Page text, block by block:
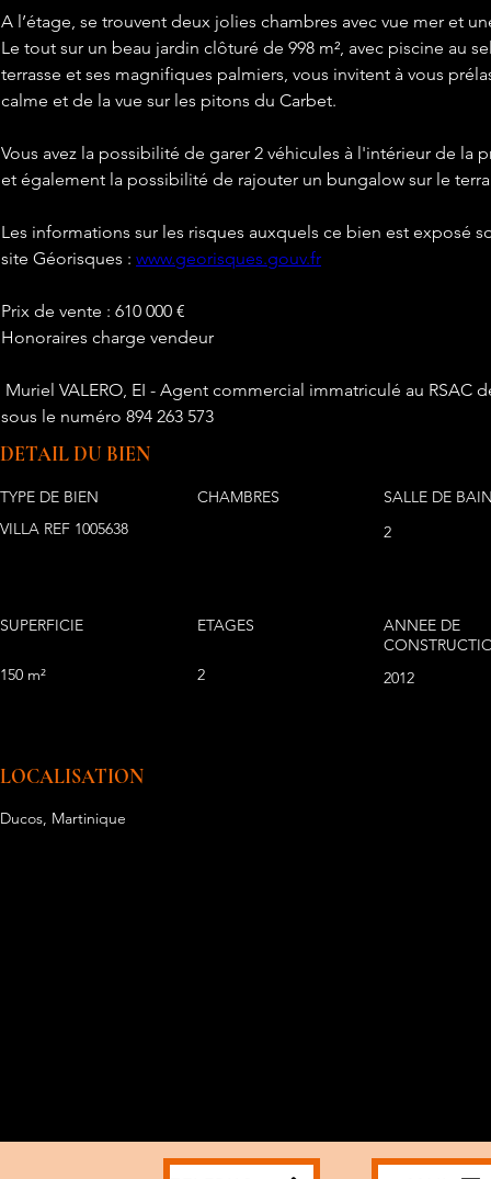
A l’étage, se trouvent deux jolies chambres avec vue mer et
Le tout sur un beau jardin clôturé de 998 m², avec piscine au
terrasse et ses magnifiques palmiers, vous invitent à vous
calme et de la vue sur les pitons du Carbet.
Vous avez la possibilité de garer 2 véhicules à l'intérieur de la
et également la possibilité de rajouter un bungalow sur le
Les informations sur les risques auxquels ce bien est exposé
site Géorisques : www.georisques.gouv.fr
Prix de vente : 610 000 €
Honoraires charge vendeur
sous le numéro 894 263 573
DETAIL DU BIEN
TYPE DE BIEN
VILLA REF 1005638
CHAMBRES
SALLE DE
2
SUPERFICIE ETAGES
ANNEE DE
150 m²
2 2012
LOCALISATION
Ducos, Martinique